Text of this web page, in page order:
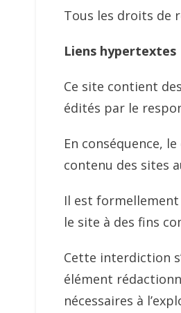
Tous les droits de
Liens hypertextes
Ce site contient
édités par le
En conséquence,
contenu des sites
Il est
le site à des fins
Cette interdiction
élément
nécessaires à